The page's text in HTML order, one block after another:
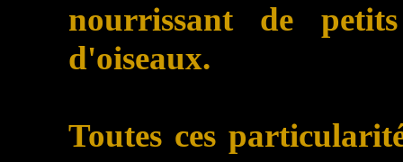
nourrissant de
d'oiseaux.
Toutes ces